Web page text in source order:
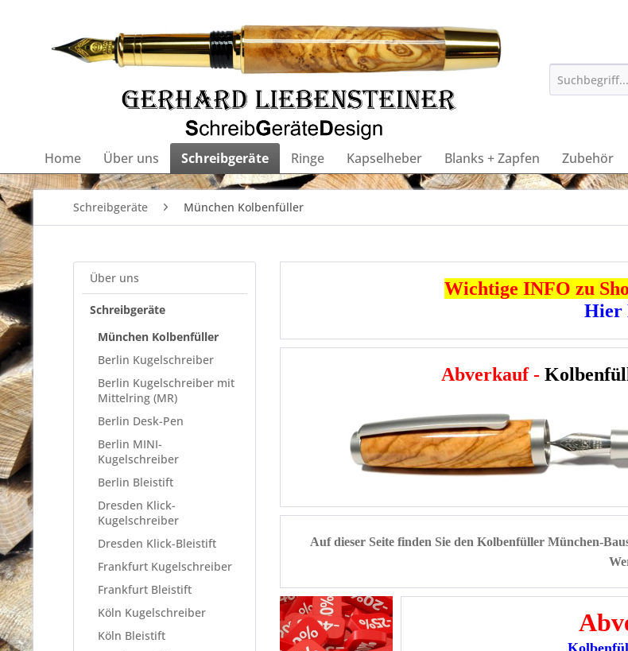
Home Über uns Schreibgeräte Ringe Kapselheber Blanks + Zapfen Zubehör
Schreibgeräte München Kolbenfüller
Über uns
Schreibgeräte
München Kolbenfüller
Berlin Kugelschreiber
Berlin Kugelschreiber mit
Mittelring (MR)
Berlin Desk-Pen
Berlin MINI-
Kugelschreiber
Berlin Bleistift
Dresden Klick-
Kugelschreiber
Dresden Klick-Bleistift
Frankfurt Kugelschreiber
Frankfurt Bleistift
Köln Kugelschreiber
Köln Bleistift
Wichtige INFO zu
Hier
Abverkauf -
Auf dieser Seite finden Sie den Kolbenfüller München-